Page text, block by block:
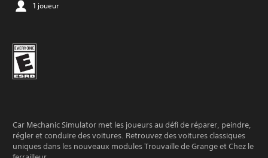
1 joueur
Car Mechanic Simulator met les joueurs au défi de réparer, peindre,
régler et conduire des voitures. Retrouvez des voitures classiques
uniques dans les nouveaux modules Trouvaille de Grange et Chez le